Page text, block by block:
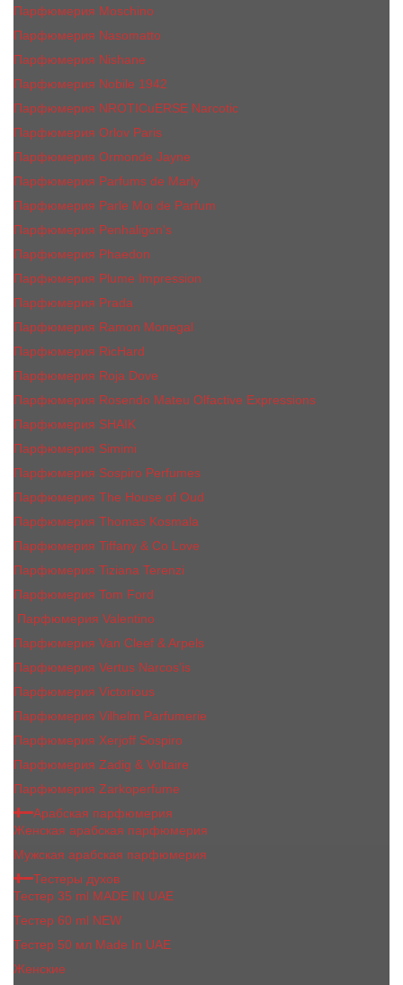
Парфюмерия Moschino
Парфюмерия Nasomatto
Парфюмерия Nishane
Парфюмерия Nobile 1942
Парфюмерия NROTICuERSE Narcotic
Парфюмерия Orlov Paris
Парфюмерия Ormonde Jayne
Парфюмерия Parfums de Marly
Парфюмерия Parle Moi de Parfum
Парфюмерия Penhaligon's
Парфюмерия Phaedon
Парфюмерия Plume Impression
Парфюмерия Prada
Парфюмерия Ramon Monegal
Парфюмерия RicHard
Парфюмерия Roja Dove
Парфюмерия Rosendo Mateu Olfactive Expressions
Парфюмерия SHAIK
Парфюмерия Simimi
Парфюмерия Sospiro Perfumes
Парфюмерия The House of Oud
Парфюмерия Thomas Kosmala
Парфюмерия Tiffany & Co Love
Парфюмерия Tiziana Terenzi
Парфюмерия Tom Ford
Парфюмерия Valentino
Парфюмерия Van Cleef & Arpels
Парфюмерия Vertus Narcos'is
Парфюмерия Victorious
Парфюмерия Vilhelm Parfumerie
Парфюмерия Xerjoff Sospiro
Парфюмерия Zadig & Voltaire
Парфюмерия Zarkoperfume
Арабская парфюмерия
Женская арабская парфюмерия
Мужская арабская парфюмерия
Тестеры духов
Тестер 35 ml MADE IN UAE
Тестер 60 ml NEW
Тестер 50 мл Made In UAE
Женские